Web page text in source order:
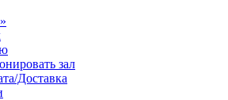
зал
Доставка